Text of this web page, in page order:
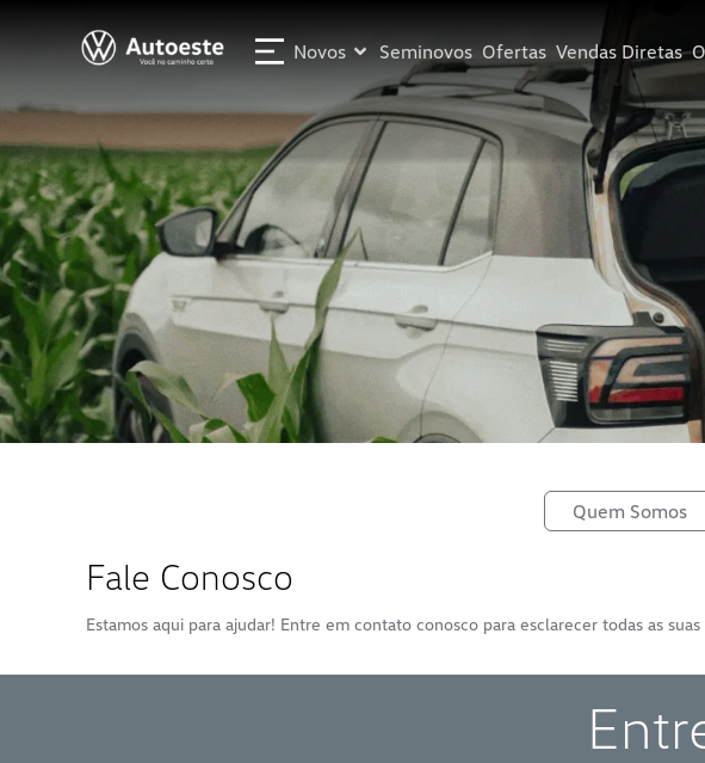
Novos Seminovos Ofertas Vendas Diretas
Quem Somos
Fale Conosco
Estamos aqui para ajudar! Entre em contato conosco para esclarecer todas as